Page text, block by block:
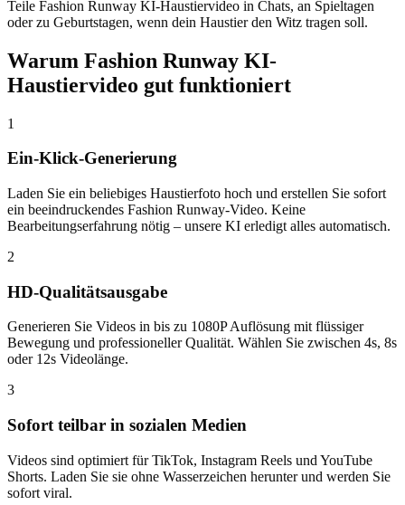
Teile Fashion Runway KI-Haustiervideo in Chats, an Spieltagen
oder zu Geburtstagen, wenn dein Haustier den Witz tragen soll.
Warum Fashion Runway KI-
Haustiervideo gut funktioniert
1
Ein-Klick-Generierung
Laden Sie ein beliebiges Haustierfoto hoch und erstellen Sie sofort
ein beeindruckendes Fashion Runway-Video. Keine
Bearbeitungserfahrung nötig – unsere KI erledigt alles automatisch.
2
HD-Qualitätsausgabe
Generieren Sie Videos in bis zu 1080P Auflösung mit flüssiger
Bewegung und professioneller Qualität. Wählen Sie zwischen 4s, 8s
oder 12s Videolänge.
3
Sofort teilbar in sozialen Medien
Videos sind optimiert für TikTok, Instagram Reels und YouTube
Shorts. Laden Sie sie ohne Wasserzeichen herunter und werden Sie
sofort viral.